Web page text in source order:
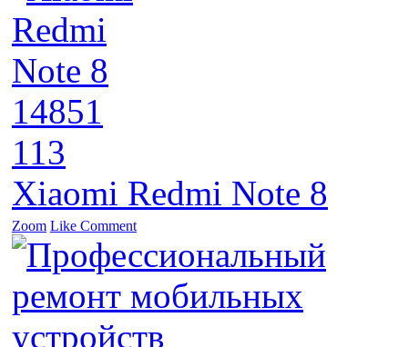
14851
113
Xiaomi Redmi Note 8
Zoom Like Comment